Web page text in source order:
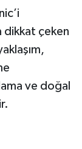
dikkat çeken
ve doğal